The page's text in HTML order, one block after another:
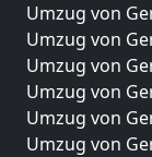
Umzug von
Umzug von
Umzug von
Umzug von
Umzug von
Umzug von